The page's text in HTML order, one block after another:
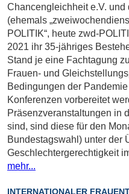
Chancengleichheit e.V. und
(ehemals
POLITIK“, heute zwd-
2021 ihr 35-jähriges
Stand je eine Fachtagung
Frauen- und
Bedingungen der
Konferenzen vorbereitet
Präsenzveranstaltungen in
sind, sind diese für den
Bundestagswahl) unter der
Geschlechtergerechtigkeit
mehr...
INTERNATIONALER